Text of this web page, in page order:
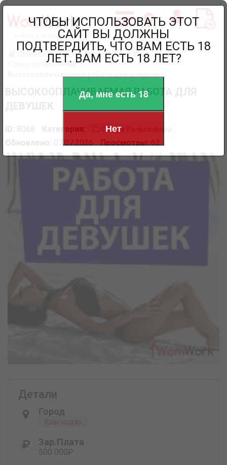
работа для девушек
Главная
Работа для девушек в Краснодаре
Сфера развлечений
ВЫСОКООПЛАЧИВАЕМАЯ РАБОТА ДЛЯ
ID: 8068 Категория: Сфера Развлечений
Обновлено: 07.07.2026 Просмотры:62
Детали
Город
Краснодар
Зар.плата
500 000₽
ЧТОБЫ ИСПОЛЬЗОВАТЬ ЭТОТ
САЙТ ВЫ ДОЛЖНЫ
ПОДТВЕРДИТЬ, ЧТО ВАМ ЕСТЬ 18
ЛЕТ. ВАМ ЕСТЬ 18 ЛЕТ?
Да, мне есть 18
Нет